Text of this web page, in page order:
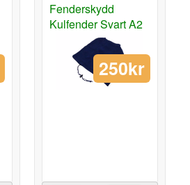
Fenderskydd
Kulfender Svart A2
250kr